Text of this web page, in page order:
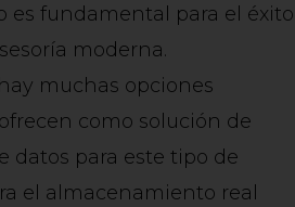
es fundamental para el éxito
moderna.
muchas opciones
como solución de
datos para este tipo de
el almacenamiento real